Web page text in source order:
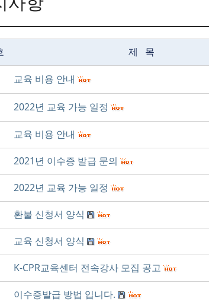
제 목
교육 비용 안내
2022년 교육 가능 일정
교육 비용 안내
2021년 이수증 발급 문의
2022년 교육 가능 일정
환불 신청서 양식
교육 신청서 양식
K-CPR교육센터 전속강사 모집 공고
이수증발급 방법 입니다.